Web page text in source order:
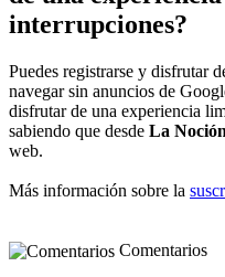
interrupciones?
Puedes registrarse y disfrutar
navegar sin anuncios de
disfrutar de una experiencia
sabiendo que desde La Noción
web.
Más información sobre la
Comentarios